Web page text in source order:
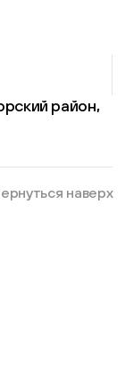
район,
наверх